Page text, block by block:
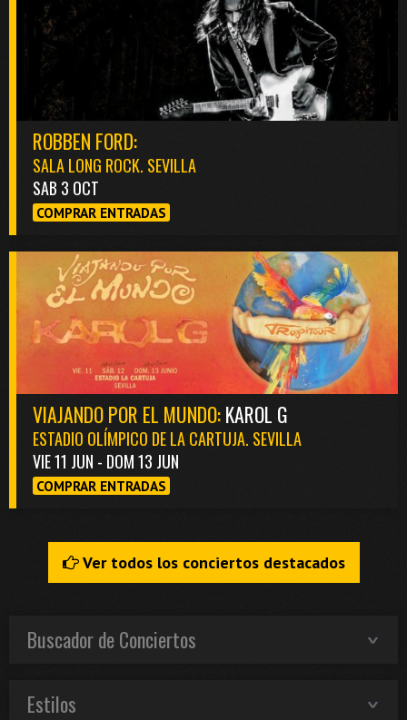
ROBBEN FORD:
SALA LONG ROCK. SEVILLA
SAB 3 OCT
COMPRAR ENTRADAS
VIAJANDO POR EL MUNDO:KAROL G
ESTADIO OLÍMPICO DE LA CARTUJA. SEVILLA
VIE 11 JUN - DOM 13 JUN
COMPRAR ENTRADAS
Ver todos los conciertos destacados
Buscador de Conciertos
Estilos